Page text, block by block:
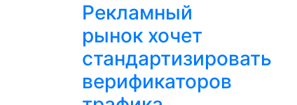
Рекламный
рынок хочет
стандартизировать
верификаторов